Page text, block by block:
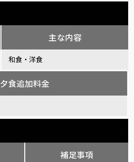
主な内容
和食・洋食
夕食追加料金
補足事項